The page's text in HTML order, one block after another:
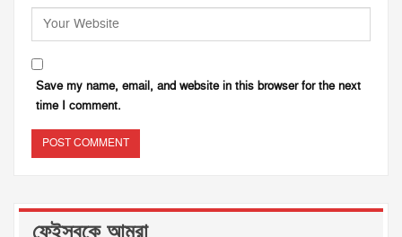
Save my name, email, and website in this browser for the next
time I comment.